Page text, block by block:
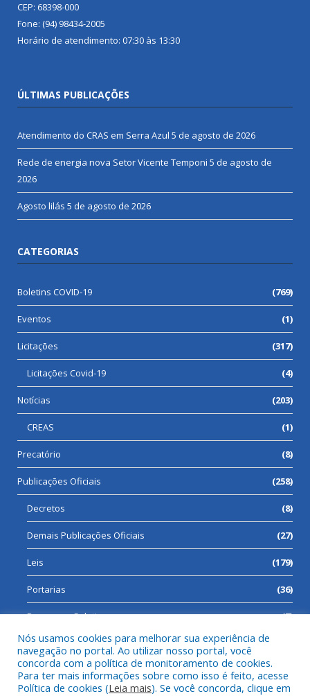
CEP: 68398-000
Fone: (94) 98434-2005
Horário de atendimento: 07:30 às 13:30
ÚLTIMAS PUBLICAÇÕES
Atendimento do CRAS em Serra Azul 5 de agosto de 2026
Rede de energia nova Setor Vicente Temponi 5 de agosto de
2026
Agosto lilás 5 de agosto de 2026
CATEGORIAS
Boletins COVID-19 (769)
Eventos (1)
Licitações (317)
Licitações Covid-19 (4)
Notícias (203)
CREAS (1)
Precatório (8)
Publicações Oficiais (258)
Decretos (8)
Demais Publicações Oficiais (27)
Leis (179)
Portarias (36)
Processos Seletivos (7)
Todos os direitos reservados a Prefeitura Municipal de Cumaru
do Norte.
Nós usamos cookies para melhorar sua experiência de
navegação no portal. Ao utilizar nosso portal, você
concorda com a política de monitoramento de cookies.
Para ter mais informações sobre como isso é feito, acesse
Política de cookies (Leia mais). Se você concorda, clique em